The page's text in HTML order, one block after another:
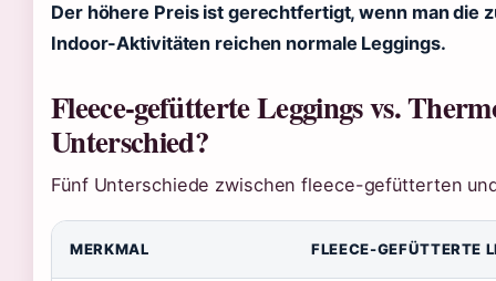
Der höhere Preis ist gerechtfertigt, wenn man die
Indoor-Aktivitäten reichen normale Leggings.
Fleece-gefütterte Leggings vs.
Unterschied?
Fünf Unterschiede zwischen fleece-gefütterten
MERKMAL FLEECE-GEFÜTTERTE